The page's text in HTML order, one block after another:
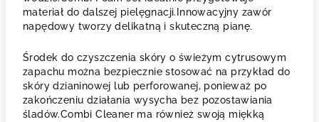
materiał do dalszej pielęgnacji.Innowacyjny zawór
napędowy tworzy delikatną i skuteczną pianę.
Środek do czyszczenia skóry o świeżym cytrusowym
zapachu można bezpiecznie stosować na przykład do
skóry dzianinowej lub perforowanej, ponieważ po
zakończeniu działania wysycha bez pozostawiania
śladów.Combi Cleaner ma również swoją miękką